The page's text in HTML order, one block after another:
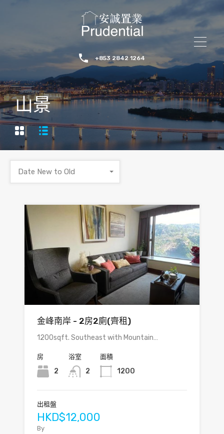
+853 2842 1264
山景
Date New to Old
金峰南岸 - 2房2廁(齊租)
1200sqft. Southeast with Mountain…
房
2
浴室
2
面積
1200
出租盤
HKD$12,000
By